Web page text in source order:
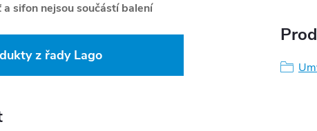
sifon nejsou součástí balení
z řady Lago